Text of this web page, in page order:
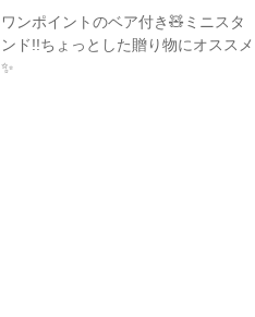
ワンポイントのベア付き🧸ミニスタ
ンド!!ちょっとした贈り物にオススメ
✨